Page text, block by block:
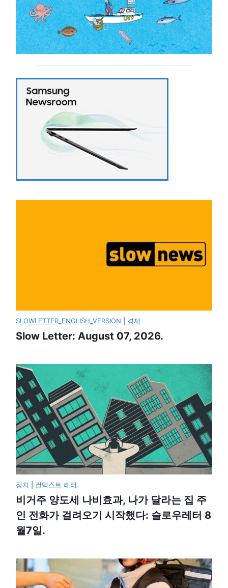
SLOWLETTER_ENGLISH_VERSION 경제
Slow Letter: August 07, 2026.
정치 컨텍스트 레터.
비거주 양도세 나비효과, 나가 달라는 집 주
인 전화가 걸려오기 시작했다: 슬로우레터 8
월7일.